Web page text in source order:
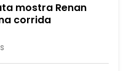
mostra Renan
corrida